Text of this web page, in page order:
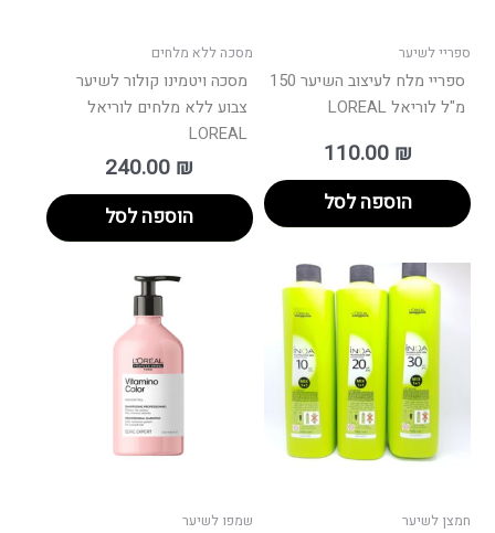
ספריי לשיער
ספריי מלח לעיצוב השיער 150
מ"ל לוריאל LOREAL
110.00 ₪
הוספה לסל
מסכה ללא מלחים
מסכה ויטמינו קולור לשיער
צבוע ללא מלחים לוריאל
LOREAL
240.00 ₪
הוספה לסל
חמצן לשיער
בעמוד
שמפו לשיער